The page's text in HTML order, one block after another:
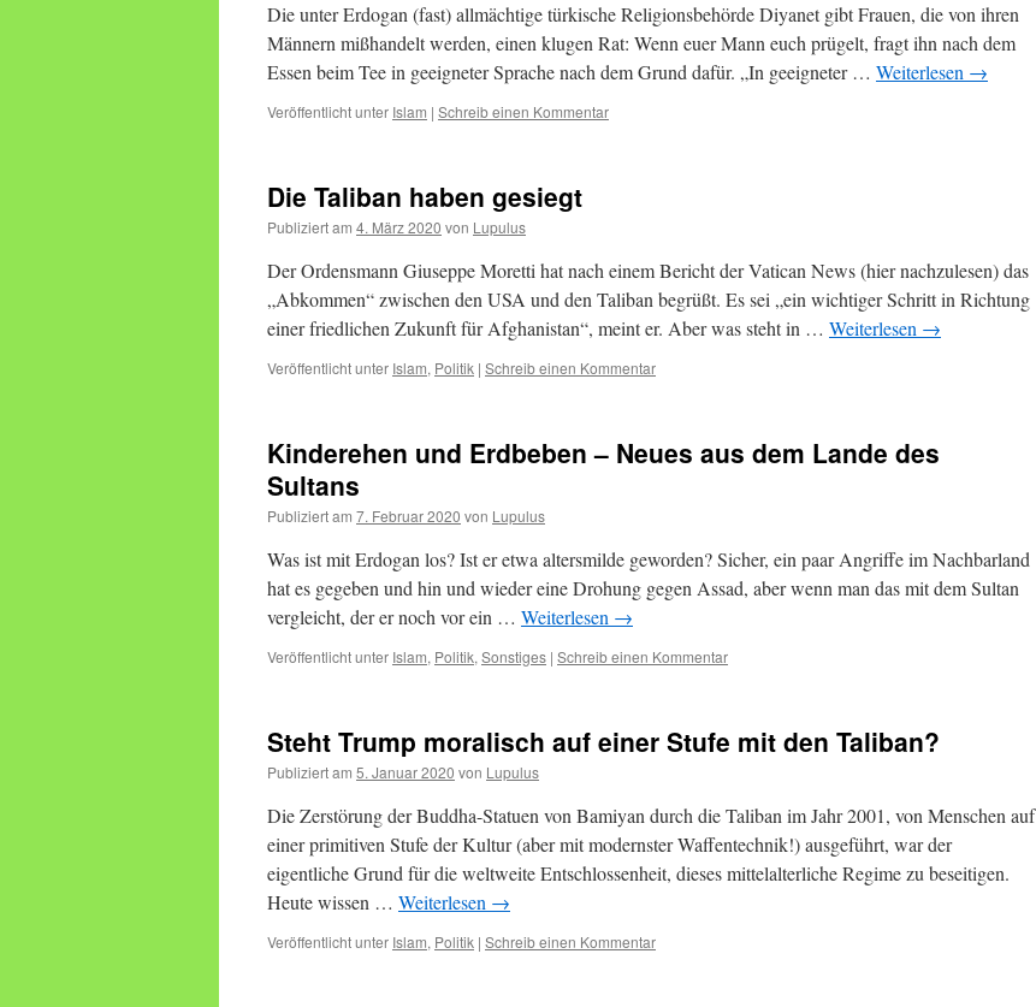
Die unter Erdogan (fast) allmächtige türkische Religionsbehörde Diyanet gibt Frauen, die von ihren
Männern mißhandelt werden, einen klugen Rat: Wenn euer Mann euch prügelt, fragt ihn nach dem
Essen beim Tee in geeigneter Sprache nach dem Grund dafür. „In geeigneter … Weiterlesen →
Veröffentlicht unter Islam | Schreib einen Kommentar
Die Taliban haben gesiegt
Publiziert am 4. März 2020 von Lupulus
Der Ordensmann Giuseppe Moretti hat nach einem Bericht der Vatican News (hier nachzulesen) das
„Abkommen“ zwischen den USA und den Taliban begrüßt. Es sei „ein wichtiger Schritt in Richtung
einer friedlichen Zukunft für Afghanistan“, meint er. Aber was steht in … Weiterlesen →
Veröffentlicht unter Islam, Politik | Schreib einen Kommentar
Kinderehen und Erdbeben – Neues aus dem Lande des
Sultans
Publiziert am 7. Februar 2020 von Lupulus
Was ist mit Erdogan los? Ist er etwa altersmilde geworden? Sicher, ein paar Angriffe im Nachbarland
hat es gegeben und hin und wieder eine Drohung gegen Assad, aber wenn man das mit dem Sultan
vergleicht, der er noch vor ein … Weiterlesen →
Veröffentlicht unter Islam, Politik, Sonstiges | Schreib einen Kommentar
Steht Trump moralisch auf einer Stufe mit den Taliban?
Publiziert am 5. Januar 2020 von Lupulus
Die Zerstörung der Buddha-Statuen von Bamiyan durch die Taliban im Jahr 2001, von Menschen auf
einer primitiven Stufe der Kultur (aber mit modernster Waffentechnik!) ausgeführt, war der
eigentliche Grund für die weltweite Entschlossenheit, dieses mittelalterliche Regime zu beseitigen.
Heute wissen … Weiterlesen →
Veröffentlicht unter Islam, Politik | Schreib einen Kommentar